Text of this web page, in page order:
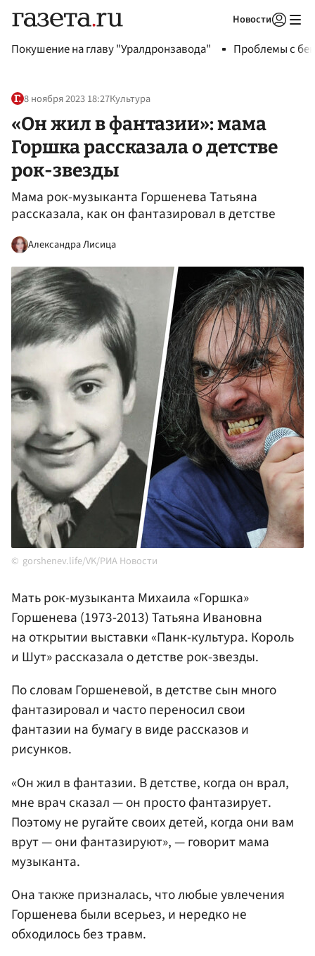
Новости
Покушение на главу "Уралдронзавода" Проблемы с
8 ноября 2023 18:27Культура
«Он жил в фантазии»: мама
Горшка рассказала о детстве
рок-звезды
Мама рок-музыканта Горшенева Татьяна
рассказала, как он фантазировал в детстве
Александра Лисица
gorshenev.life/VK/РИА Новости
Мать рок-музыканта Михаила «Горшка»
Горшенева (1973-2013) Татьяна Ивановна
на открытии выставки «Панк-культура. Король
и Шут» рассказала о детстве рок-звезды.
По словам Горшеневой, в детстве сын много
фантазировал и часто переносил свои
фантазии на бумагу в виде рассказов и
рисунков.
«Он жил в фантазии. В детстве, когда он врал,
мне врач сказал — он просто фантазирует.
Поэтому не ругайте своих детей, когда они вам
врут — они фантазируют», — говорит мама
музыканта.
Она также призналась, что любые увлечения
Горшенева были всерьез, и нередко не
обходилось без травм.